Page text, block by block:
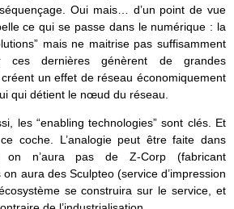
Oui mais… d’un point de vue
ce qui se passe dans le numérique : la
mais ne maitrise pas suffisamment
ces dernières génèrent de grandes
un effet de réseau économiquement
qui détient le nœud du réseau.
les “enabling technologies” sont clés. Et
coche. L’analogie peut être faite dans
on n’aura pas de Z-Corp (fabricant
on aura des Sculpteo (service d’impression
se construira sur le service, et